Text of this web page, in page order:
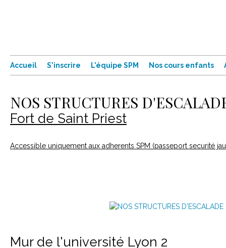
Accueil S'inscrire L'équipe SPM Nos cours enfants
NOS STRUCTURES
Fort de Saint Priest
Accessible uniquement aux adherents SPM (passeport securité
Mur de l'université Lyon 2